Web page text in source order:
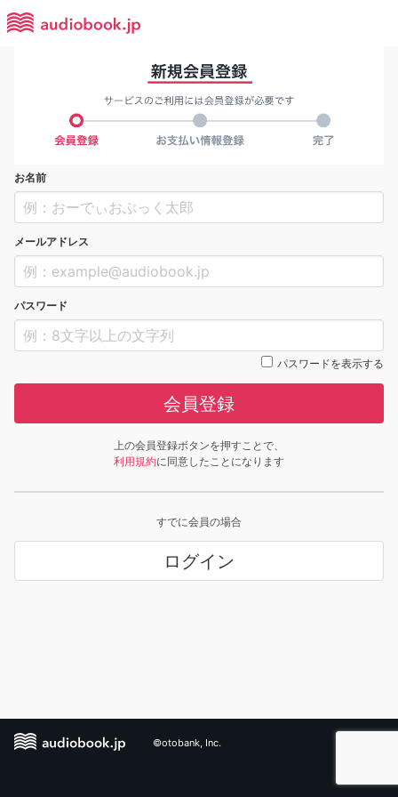
お名前
メールアドレス
パスワード
パスワードを表示する
会員登録
上の会員登録ボタンを押すことで、
利用規約に同意したことになります
すでに会員の場合
ログイン
©otobank, Inc.